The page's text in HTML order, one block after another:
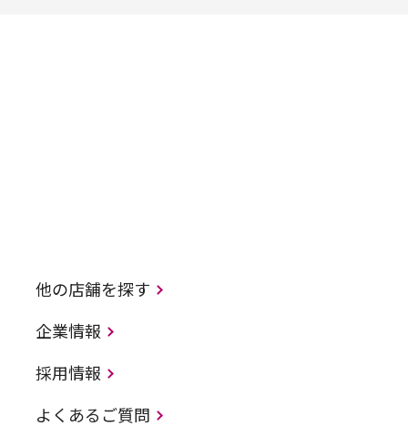
他の店舗を探す
企業情報
採用情報
よくあるご質問